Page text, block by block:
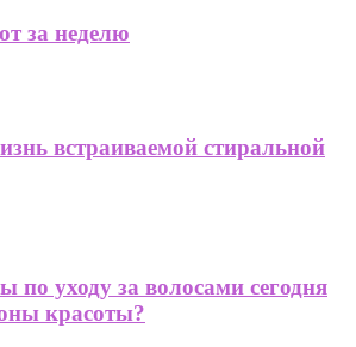
за неделю
встраиваемой стиральной
по уходу за волосами сегодня
красоты?